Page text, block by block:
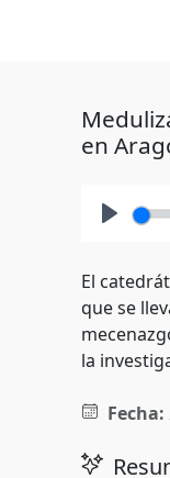
en
El
que se
la
Fecha: